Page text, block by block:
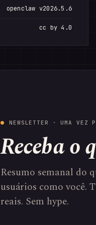
openclaw v2026.5.6
cc by 4.0
NEWSLETTER · UMA VEZ
Receba o
Resumo semanal do
usuários como você.
reais. Sem hype.